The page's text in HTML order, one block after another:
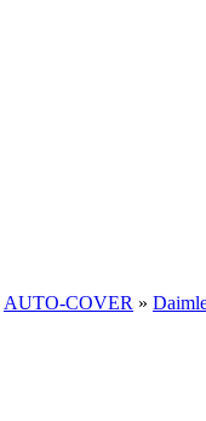
AUTO-COVER »